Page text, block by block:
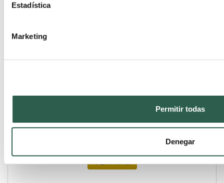
Estadística
Marketing
Permitir todas
Denegar
EXPODENTAL 2026: EL IMPULSO DEFINITIVO HACIA LA ODONTOLOGÍA